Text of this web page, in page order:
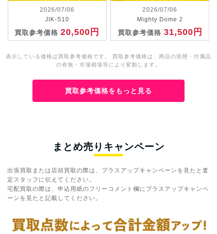
2026/07/06
JIK-S10
買取参考価格20,500円
2026/07/06
Mighty Dome 2
買取参考価格 31,500円
表示している価格は買取参考価格です。 買取参考価格は、商品の状態・付属品
の有無・市場相場等により変動します。
買取参考価格をもっと見る
まとめ売りキャンペーン
出張買取または店頭買取の際は、プラスアップキャンペーンを見たと査
定スタッフに伝えてください。
宅配買取の際は、申込用紙のフリーコメント欄にプラスアップキャンペ
ーンを見たと記載してください。